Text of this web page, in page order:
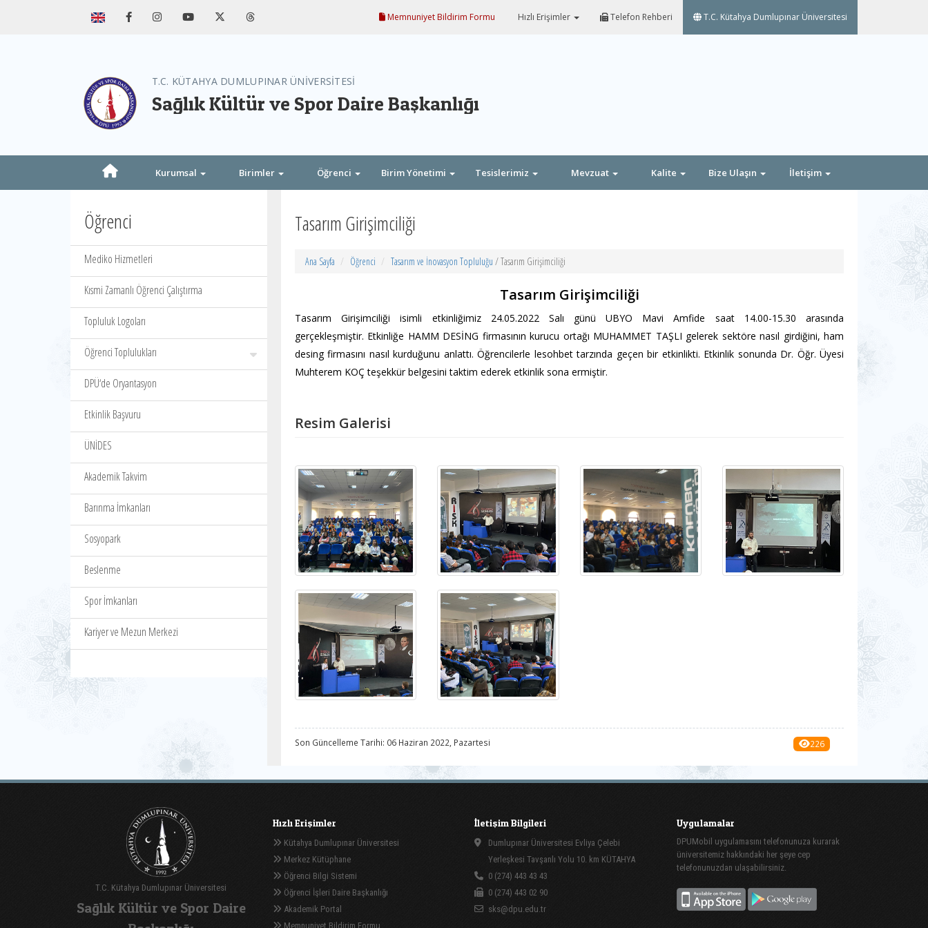
Memnuniyet Bildirim Formu Hızlı Erişimler Telefon Rehberi T.C. Kütahya Dumlupınar Üniversitesi
T.C. KÜTAHYA DUMLUPINAR ÜNİVERSİTESİ
Sağlık Kültür ve Spor Daire Başkanlığı
Kurumsal Birimler Öğrenci Birim Yönetimi Tesislerimiz Mevzuat Kalite Bize Ulaşın İletişim
Öğrenci
Mediko Hizmetleri
Kısmi Zamanlı Öğrenci Çalıştırma
Topluluk Logoları
Öğrenci Toplulukları
DPÜ‘de Oryantasyon
Etkinlik Başvuru
ÜNİDES
Akademik Takvim
Barınma İmkanları
Sosyopark
Beslenme
Spor İmkanları
Kariyer ve Mezun Merkezi
Tasarım Girişimciliği
Ana Sayfa Öğrenci Tasarım ve İnovasyon Topluluğu / Tasarım Girişimciliği
Tasarım Girişimciliği
Tasarım Girişimciliği isimli etkinliğimiz 24.05.2022 Salı günü UBYO Mavi Amfide saat 14.00-15.30 arasında
gerçekleşmiştir. Etkinliğe HAMM DESİNG firmasının kurucu ortağı MUHAMMET TAŞLI gelerek sektöre nasıl girdiğini, ham
desing firmasını nasıl kurduğunu anlattı. Öğrencilerle lesohbet tarzında geçen bir etkinlikti. Etkinlik sonunda Dr. Öğr. Üyesi
Muhterem KOÇ teşekkür belgesini taktim ederek etkinlik sona ermiştir.
Resim Galerisi
Son Güncelleme Tarihi: 06 Haziran 2022, Pazartesi 226
T.C. Kütahya Dumlupınar Üniversitesi
Sağlık Kültür ve Spor Daire
Hızlı Erişimler
Kütahya Dumlupınar Üniversitesi
Merkez Kütüphane
Öğrenci Bilgi Sistemi
Öğrenci İşleri Daire Başkanlığı
Akademik Portal
Memnuniyet Bildirim Formu
İletişim Bilgileri
Dumlupınar Üniversitesi Evliya Çelebi
Yerleşkesi Tavşanlı Yolu 10. km KÜTAHYA
0 (274) 443 43 43
0 (274) 443 02 90
sks@dpu.edu.tr
Uygulamalar
DPUMobil uygulamasını telefonunuza kurarak
üniversitemiz hakkındaki her şeye cep
telefonunuzdan ulaşabilirsiniz.